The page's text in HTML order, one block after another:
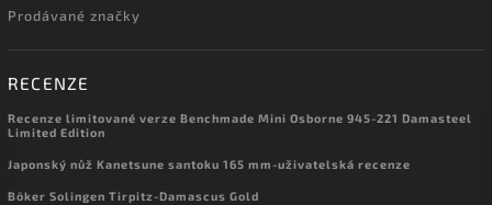
Prodávané značky
RECENZE
Recenze limitované verze Benchmade Mini Osborne 945-221 Damasteel
Limited Edition
Japonský nůž Kanetsune santoku 165 mm-uživatelská recenze
Böker Solingen Tirpitz-Damascus Gold